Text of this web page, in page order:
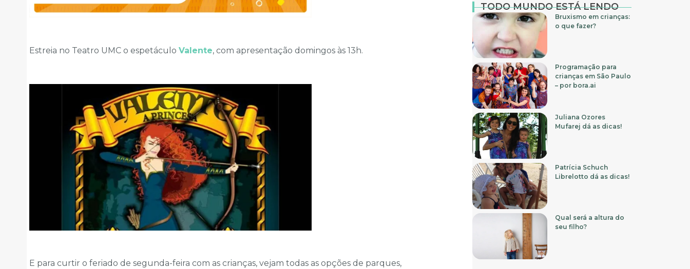
Estreia no Teatro UMC o espetáculo Valente, com apresentação domingos às 13h.
E para curtir o feriado de segunda-feira com as crianças, vejam todas as opções de parques,
TODO MUNDO ESTÁ LENDO
Bruxismo em crianças:
o que fazer?
Programação para
crianças em São Paulo
– por bora.ai
Juliana Ozores
Mufarej dá as dicas!
Patrícia Schuch
Librelotto dá as dicas!
Qual será a altura do
seu filho?